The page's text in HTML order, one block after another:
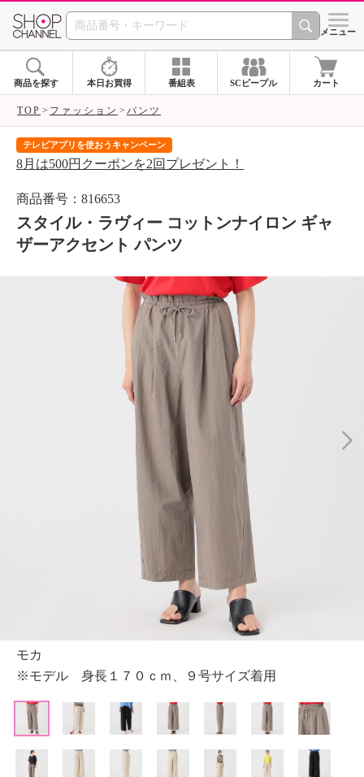
SHOP CHANNEL シメニュー
商品を探す 本日お買得 番組表 SCピープル カート
TOP ファッション パンツ
テレビアプリを使おうキャンペーン
8月は500円クーポンを2回プレゼント！
商品番号：816653
スタイル・ラヴィー コットンナイロン ギャ
ザーアクセント パンツ
モカ
※モデル 身長１７０ｃｍ、９号サイズ着用